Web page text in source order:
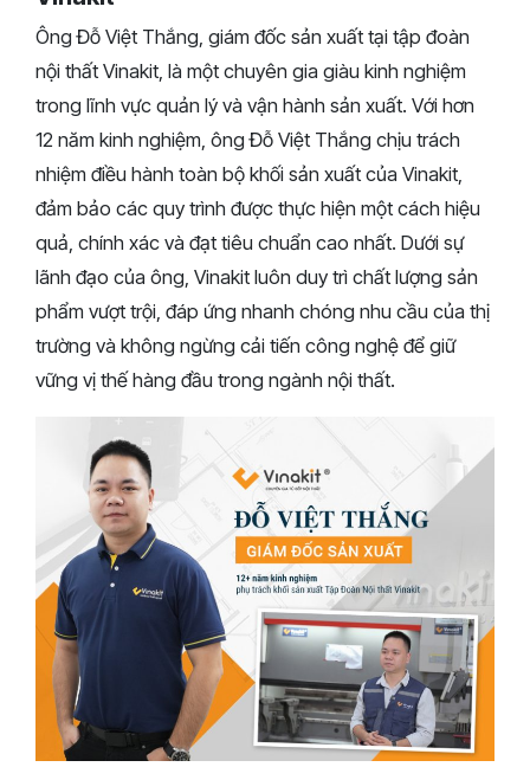
Ông Đỗ Việt Thắng, giám đốc sản xuất tại tập đoàn
nội thất Vinakit, là một chuyên gia giàu kinh nghiệm
trong lĩnh vực quản lý và vận hành sản xuất. Với hơn
12 năm kinh nghiệm, ông Đỗ Việt Thắng chịu trách
nhiệm điều hành toàn bộ khối sản xuất của Vinakit,
đảm bảo các quy trình được thực hiện một cách hiệu
quả, chính xác và đạt tiêu chuẩn cao nhất. Dưới sự
lãnh đạo của ông, Vinakit luôn duy trì chất lượng sản
phẩm vượt trội, đáp ứng nhanh chóng nhu cầu của thị
trường và không ngừng cải tiến công nghệ để giữ
vững vị thế hàng đầu trong ngành nội thất.